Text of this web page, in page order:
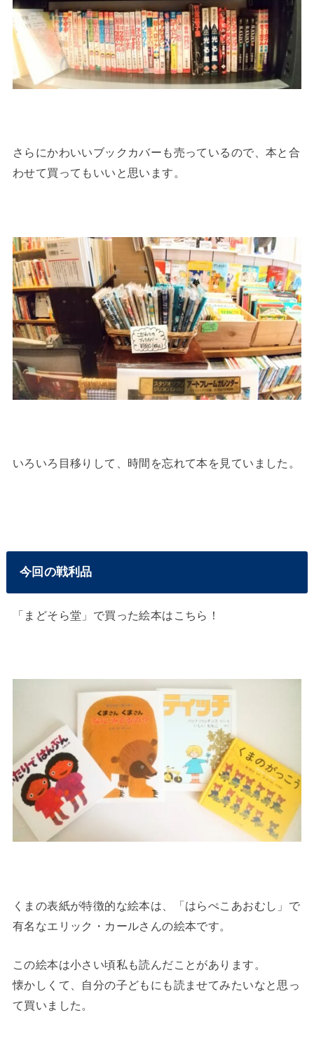
さらにかわいいブックカバーも売っているので、本と合
わせて買ってもいいと思います。
いろいろ目移りして、時間を忘れて本を見ていました。
今回の戦利品
「まどそら堂」で買った絵本はこちら！
くまの表紙が特徴的な絵本は、「はらぺこあおむし」で
有名なエリック・カールさんの絵本です。
この絵本は小さい頃私も読んだことがあります。
懐かしくて、自分の子どもにも読ませてみたいなと思っ
て買いました。